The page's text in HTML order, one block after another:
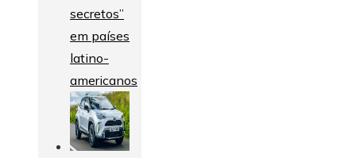
secretos”
em países
latino-
americanos